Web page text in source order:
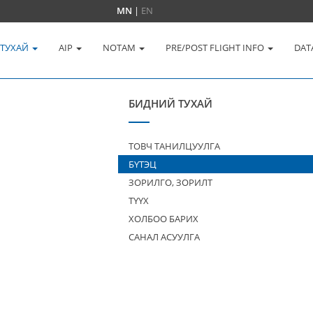
MN | EN
AIP NOTAM PRE/POST FLIGHT INFO
БИДНИЙ ТУХАЙ
ТОВЧ ТАНИЛЦУУЛГА
БҮТЭЦ
ЗОРИЛГО, ЗОРИЛТ
ТҮҮХ
ХОЛБОО БАРИХ
САНАЛ АСУУЛГА